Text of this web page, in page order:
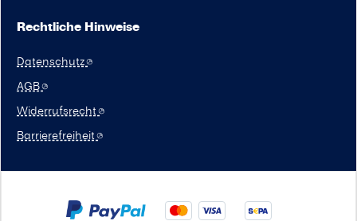
Rechtliche Hinweise
Datenschutz
AGB
Widerrufsrecht
Barrierefreiheit